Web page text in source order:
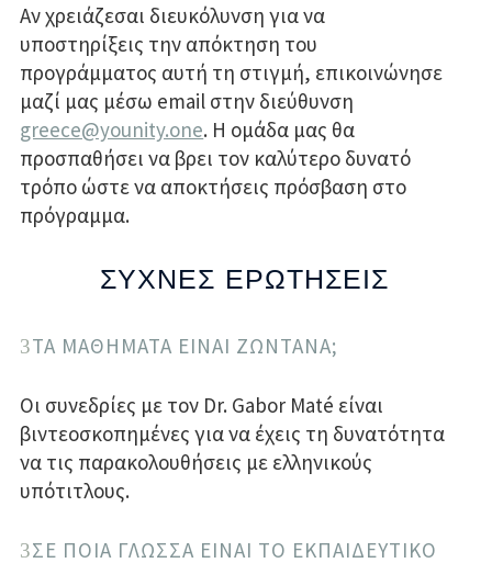
Αν χρειάζεσαι διευκόλυνση για να
υποστηρίξεις την απόκτηση του
προγράμματος αυτή τη στιγμή, επικοινώνησε
μαζί μας μέσω email στην διεύθυνση
greece@younity.one. Η ομάδα μας θα
προσπαθήσει να βρει τον καλύτερο δυνατό
τρόπο ώστε να αποκτήσεις πρόσβαση στο
πρόγραμμα.
ΣΥΧΝΕΣ ΕΡΩΤΗΣΕΙΣ
ΤΑ ΜΑΘΗΜΑΤΑ ΕΙΝΑΙ ΖΩΝΤΑΝΑ;
Οι συνεδρίες με τον Dr. Gabor Maté είναι
βιντεοσκοπημένες για να έχεις τη δυνατότητα
να τις παρακολουθήσεις με ελληνικούς
υπότιτλους.
ΣΕ ΠΟΙΑ ΓΛΩΣΣΑ ΕΙΝΑΙ ΤΟ ΕΚΠΑΙΔΕΥΤΙΚΟ